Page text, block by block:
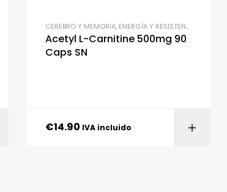
AÑADIR AL CARRITO
CEREBRO Y MEMORIA, ENERGÍA Y RESISTENCIA
Acetyl L-Carnitine 500mg 90
Caps SN
€14.90 IVA incluido